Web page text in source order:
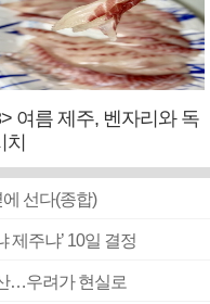
여름 제주, 벤자리와 독
치
선다(종합)
제주냐’ 10일 결정
…우려가 현실로